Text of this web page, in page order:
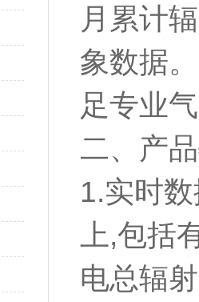
月累计
象数据
足专业
二、产
1.实时
上,包括
电总辐